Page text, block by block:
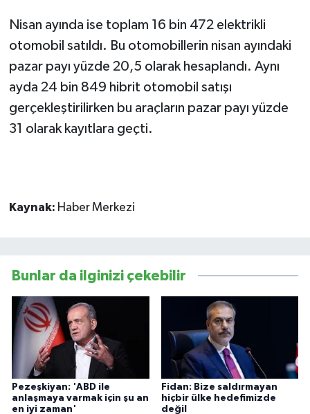
Nisan ayında ise toplam 16 bin 472 elektrikli
otomobil satıldı. Bu otomobillerin nisan ayındaki
pazar payı yüzde 20,5 olarak hesaplandı. Aynı
ayda 24 bin 849 hibrit otomobil satışı
gerçekleştirilirken bu araçların pazar payı yüzde
31 olarak kayıtlara geçti.
Kaynak: Haber Merkezi
Bunlar da ilginizi çekebilir
Pezeşkiyan: 'ABD ile
anlaşmaya varmak için şu an
en iyi zaman'
Fidan: Bize saldırmayan
hiçbir ülke hedefimizde
değil